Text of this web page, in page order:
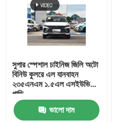
সুপার স্পেশাল চাইনিজ জিলি অটো
বিনিউ কুলরে এল যানবাহন
২৩৫এনএম ১.৫এল এসইউভি
গাড়ি
ভালো দাম